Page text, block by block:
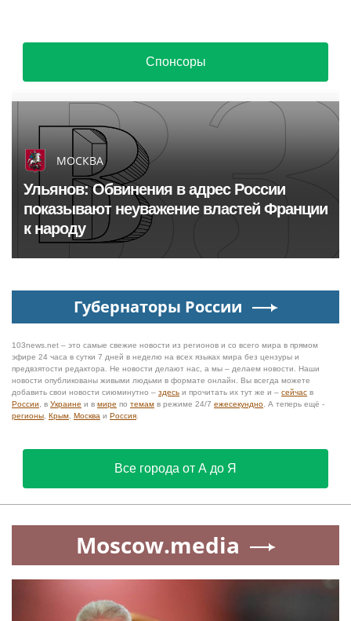
Спонсоры
МОСКВА
Ульянов: Обвинения в адрес России
показывают неуважение властей Франции
к народу
Губернаторы России
103news.net – это самые свежие новости из регионов и со всего мира в прямом
эфире 24 часа в сутки 7 дней в неделю на всех языках мира без цензуры и
предвзятости редактора. Не новости делают нас, а мы – делаем новости. Наши
новости опубликованы живыми людьми в формате онлайн. Вы всегда можете
добавить свои новости сиюминутно – здесь и прочитать их тут же и – сейчас в
России , в Украине и в мире по темам в режиме 24/7 ежесекундно . А теперь ещё -
регионы Крым Москва и Россия
Все города от А до Я
Moscow.media